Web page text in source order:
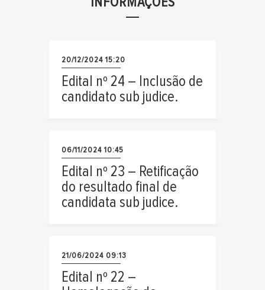
20/12/2024 15:20
Edital nº 24 – Inclusão de
candidato sub judice.
06/11/2024 10:45
Edital nº 23 – Retificação
do resultado final de
candidata sub judice.
21/06/2024 09:13
Edital nº 22 –